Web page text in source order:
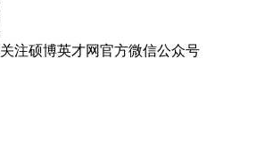
关注硕博英才网官方微信公众号